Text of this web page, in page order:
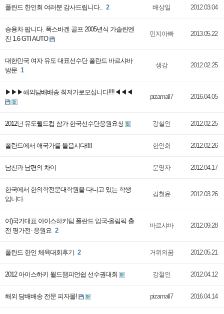
폴란드 한인회 여러분 감사드립니다.. 2 배상일 2012.03.04
승용차 팝니다. 폭스바겐 골프 2005년식 가솔린엔
진 1.6 GTI AUTO
민지아빠 2013.05.22
대한민국 여자 유도 대표선수단 폴란드 바르샤바
방문 1
생강 2012.02.25
▶▶▶해외담배배송 최저가로모십니다!!!!◀◀◀
pizamall7 2016.04.05
2012년 유도월드컵 참가 한국선수단응원요청 강철인 2012.02.25
폴란드에서 애국가를 들읍시다!!!! 한인회 2012.02.26
남친과 남편의 차이 운영자 2012.04.17
한국에서 한의학전문대학원을 다니고 있는 학생
입니다.
김철윤 2012.03.26
여)국가대표 아이스하키팀 폴란드 입국-올림픽 출
전 평가전- 응원요 2
바르샤바 2012.09.28
폴란드 한인 체육대회후기 2 거위의꿈 2012.05.21
2012 아이스하키 월드챔피언쉽 선수권대회 강철인 2012.04.12
해외 담배배송 전문 피자몰! pizamall7 2016.04.14